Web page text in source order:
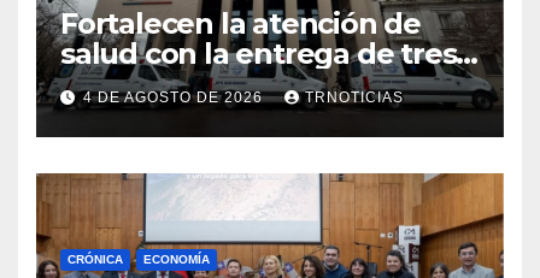
Fortalecen la atención de
salud con la entrega de tres
nuevas ambulancias para
Cauquenes y Sagrada Familia
4 DE AGOSTO DE 2026 TRNOTICIAS
CRÓNICA ECONOMÍA